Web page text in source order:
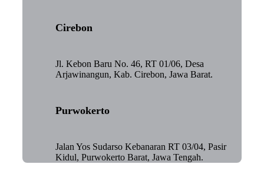
Cirebon
Jl. Kebon Baru No. 46, RT 01/06, Desa
Arjawinangun, Kab. Cirebon, Jawa Barat.
Purwokerto
Jalan Yos Sudarso Kebanaran RT 03/04, Pasir
Kidul, Purwokerto Barat, Jawa Tengah.